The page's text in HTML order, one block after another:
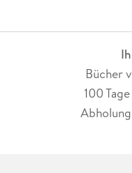
Bücher
100